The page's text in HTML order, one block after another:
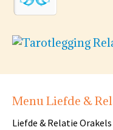
Menu Liefde &
Liefde & Relatie Orakels